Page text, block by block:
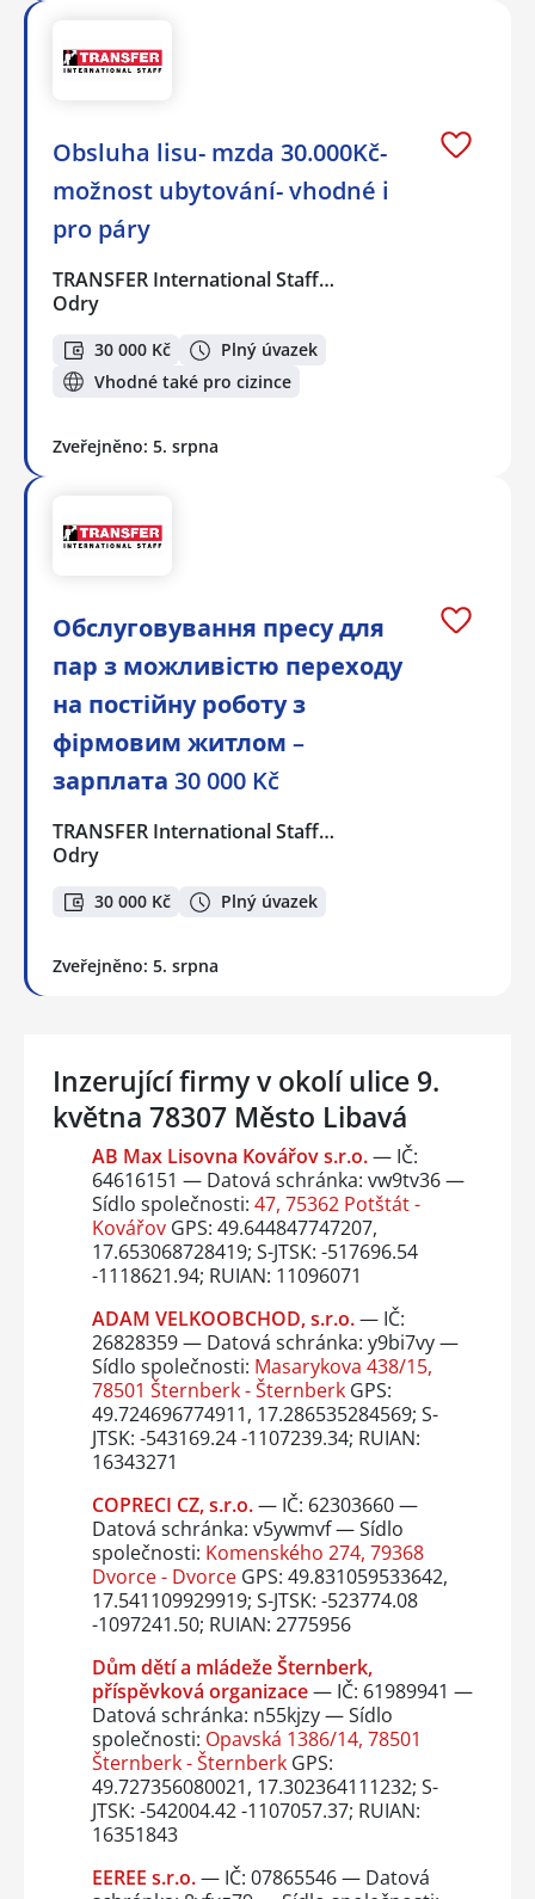
Obsluha lisu- mzda 30.000Kč-
možnost ubytování- vhodné i
pro páry
TRANSFER International Staff…
Odry
30 000 Kč
Plný úvazek
Vhodné také pro cizince
Zveřejněno: 5. srpna
Обслуговування пресу для
пар з можливістю переходу
на постійну роботу з
фірмовим житлом –
зарплата 30 000 Kč
TRANSFER International Staff…
Odry
30 000 Kč Plný úvazek
Zveřejněno: 5. srpna
Inzerující firmy v okolí ulice 9.
května 78307 Město Libavá
AB Max Lisovna Kovářov s.r.o.— IČ:
64616151 — Datová schránka: vw9tv36 —
Sídlo společnosti: 47, 75362 Potštát -
KovářovGPS: 49.644847747207,
17.653068728419; S-JTSK: -517696.54
-1118621.94; RUIAN: 11096071
ADAM VELKOOBCHOD, s.r.o.— IČ:
26828359 — Datová schránka: y9bi7vy —
Sídlo společnosti: Masarykova 438/15,
78501 Šternberk - ŠternberkGPS:
49.724696774911, 17.286535284569; S-
JTSK: -543169.24 -1107239.34; RUIAN:
16343271
COPRECI CZ, s.r.o.— IČ: 62303660 —
Datová schránka: v5ywmvf — Sídlo
společnosti: Komenského 274, 79368
Dvorce - DvorceGPS: 49.831059533642,
17.541109929919; S-JTSK: -523774.08
-1097241.50; RUIAN: 2775956
Dům dětí a mládeže Šternberk,
příspěvková organizace— IČ: 61989941 —
Datová schránka: n55kjzy — Sídlo
společnosti: Opavská 1386/14, 78501
Šternberk - ŠternberkGPS:
49.727356080021, 17.302364111232; S-
JTSK: -542004.42 -1107057.37; RUIAN:
16351843
EEREE s.r.o.— IČ: 07865546 — Datová